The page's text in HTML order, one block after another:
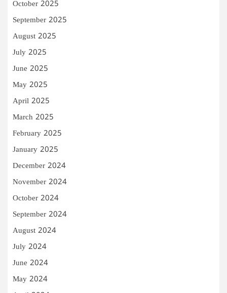
October 2025
September 2025
August 2025
July 2025
June 2025
May 2025
April 2025
March 2025
February 2025
January 2025
December 2024
November 2024
October 2024
September 2024
August 2024
July 2024
June 2024
May 2024